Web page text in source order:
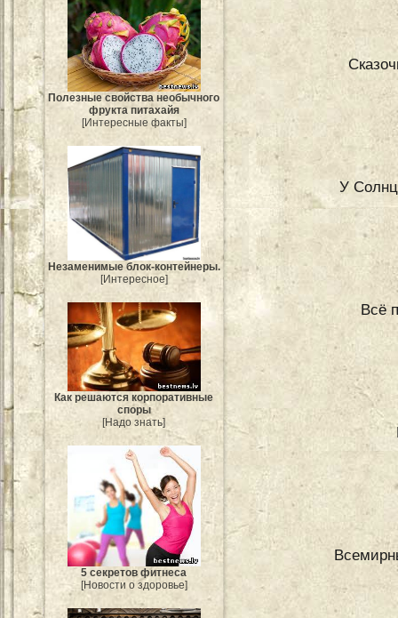
Полезные свойства необычного
фрукта питахайя
[Интересные факты]
Незаменимые блок-контейнеры.
[Интересное]
Как решаются корпоративные
споры
[Надо знать]
5 секретов фитнеса
[Новости о здоровье]
У
Всё